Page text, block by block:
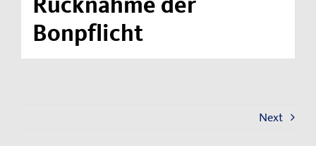
Neuigkeiten
Rücknahme der
Bonpflicht
Next